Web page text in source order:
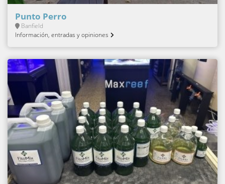
Punto Perro
Banfield
Información, entradas y opiniones